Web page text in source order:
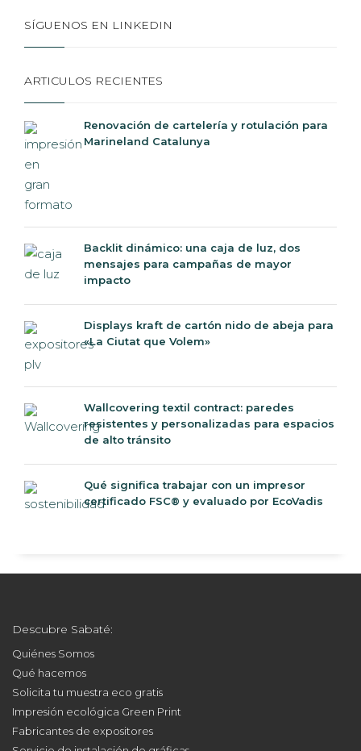
SÍGUENOS EN LINKEDIN
ARTICULOS RECIENTES
Renovación de cartelería y rotulación para
Marineland Catalunya
Backlit dinámico: una caja de luz, dos
mensajes para campañas de mayor
impacto
Displays kraft de cartón nido de abeja para
«La Ciutat que Volem»
Wallcovering textil contract: paredes
resistentes y personalizadas para espacios
de alto tránsito
Qué significa trabajar con un impresor
certificado FSC® y evaluado por EcoVadis
Descubre Sabaté:
Quiénes Somos
Qué hacemos
Solicita tu muestra eco gratis
Impresión ecológica Green Print
Fabricantes de expositores